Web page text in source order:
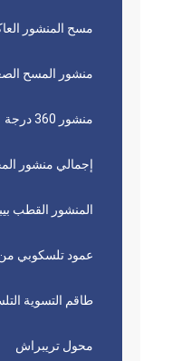
مسح المنشور
منشور المسح
منشور 360 درجة
إجمالي منشور
المنشور القطب
عمود تلسكوبي من
طاقم التسوية
محول تريبراش